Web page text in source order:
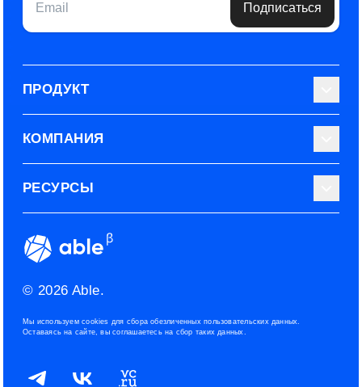
Email Подписаться
ПРОДУКТ
Библиотека тестов
Используйте Able
Эксперты
ROI рекрутинга
КОМПАНИЯ
О нас
Наши контакты
Условия использования
РЕСУРСЫ
Сообщество
© 2026 Able.
Мы используем cookies для сбора обезличенных пользовательских данных.
Оставаясь на сайте, вы соглашаетесь на сбор таких данных.